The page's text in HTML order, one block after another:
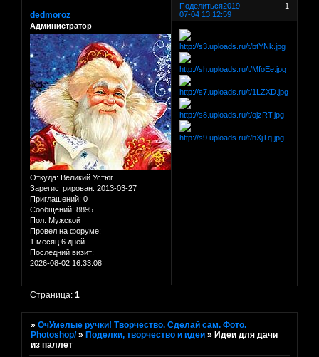
Поделиться 1
2019-
07-04 13:12:59
dedmoroz
Администратор
Откуда: Великий Устюг
Зарегистрирован: 2013-03-27
Приглашений: 0
Сообщений: 8895
Пол: Мужской
Провел на форуме:
1 месяц 6 дней
Последний визит:
2026-08-02 16:33:08
Страница:1
»ОчУмелые ручки! Творчество. Сделай сам. Фото.
Photoshop/ »Поделки, творчество и идеи »Идеи для дачи
из паллет